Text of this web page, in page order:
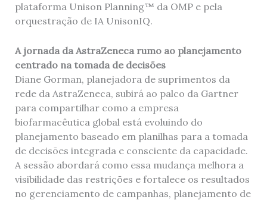
plataforma Unison Planning™ da OMP e pela
orquestração de IA UnisonIQ.
A jornada da AstraZeneca rumo ao planejamento
centrado na tomada de decisões
Diane Gorman, planejadora de suprimentos da
rede da AstraZeneca, subirá ao palco da Gartner
para compartilhar como a empresa
biofarmacêutica global está evoluindo do
planejamento baseado em planilhas para a tomada
de decisões integrada e consciente da capacidade.
A sessão abordará como essa mudança melhora a
visibilidade das restrições e fortalece os resultados
no gerenciamento de campanhas, planejamento de